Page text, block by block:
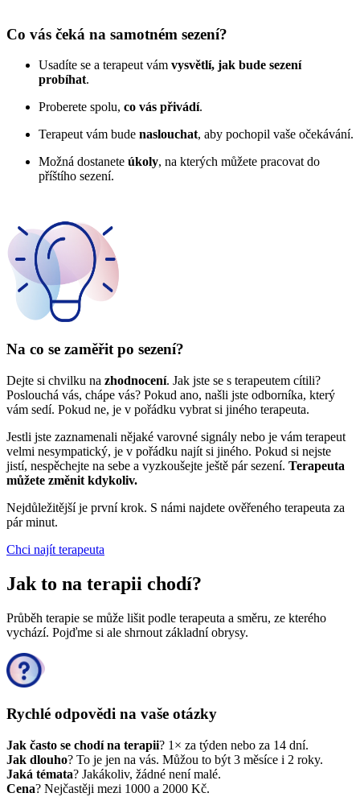
Co vás čeká na samotném sezení?
Usadíte se a terapeut vám vysvětlí, jak bude sezení
probíhat.
Proberete spolu, co vás přivádí.
Terapeut vám bude naslouchat, aby pochopil vaše očekávání.
Možná dostanete úkoly, na kterých můžete pracovat do
příštího sezení.
Na co se zaměřit po sezení?
Dejte si chvilku na zhodnocení. Jak jste se s terapeutem cítili?
Poslouchá vás, chápe vás? Pokud ano, našli jste odborníka, který
vám sedí. Pokud ne, je v pořádku vybrat si jiného terapeuta.
Jestli jste zaznamenali nějaké varovné signály nebo je vám terapeut
velmi nesympatický, je v pořádku najít si jiného. Pokud si nejste
jistí, nespěchejte na sebe a vyzkoušejte ještě pár sezení. Terapeuta
můžete změnit kdykoliv.
Nejdůležitější je první krok. S námi najdete ověřeného terapeuta za
pár minut.
Chci najít terapeuta
Jak to na terapii chodí?
Průběh terapie se může lišit podle terapeuta a směru, ze kterého
vychází. Pojďme si ale shrnout základní obrysy.
Rychlé odpovědi na vaše otázky
Jak často se chodí na terapii? 1× za týden nebo za 14 dní.
Jak dlouho? To je jen na vás. Můžou to být 3 měsíce i 2 roky.
Jaká témata? Jakákoliv, žádné není malé.
Cena? Nejčastěji mezi 1000 a 2000 Kč.